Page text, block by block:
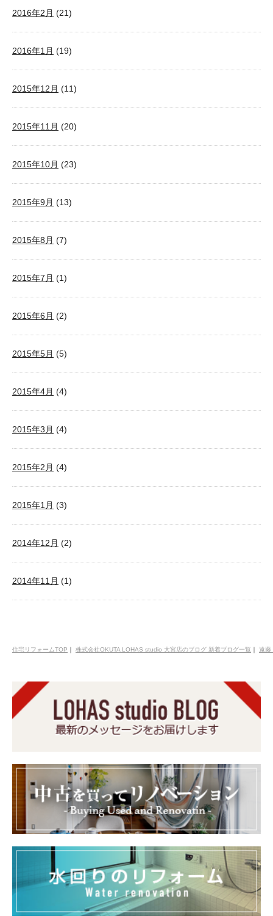
2016年2月 (21)
2016年1月 (19)
2015年12月 (11)
2015年11月 (20)
2015年10月 (23)
2015年9月 (13)
2015年8月 (7)
2015年7月 (1)
2015年6月 (2)
2015年5月 (5)
2015年4月 (4)
2015年3月 (4)
2015年2月 (4)
2015年1月 (3)
2014年12月 (2)
2014年11月 (1)
住宅リフォームTOP ｜ 株式会社OKUTA LOHAS studio 大宮店のブログ 新着ブログ一覧 ｜ 遠藤